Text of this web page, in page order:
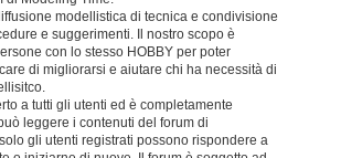
modellistica di tecnica e condivisione
e suggerimenti. Il nostro scopo è
con lo stesso HOBBY per poter
di migliorarsi e aiutare chi ha necessità di
a tutti gli utenti ed è completamente
leggere i contenuti del forum di
gli utenti registrati possono rispondere a